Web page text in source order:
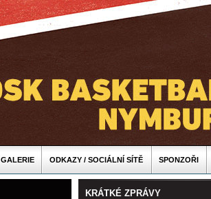
GALERIE ODKAZY / SOCIÁLNÍ SÍTĚ SPONZOŘI
KRÁTKÉ ZPRÁVY